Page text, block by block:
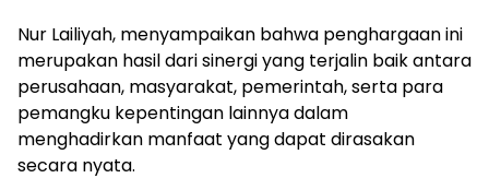
Nur Lailiyah, menyampaikan bahwa penghargaan ini
merupakan hasil dari sinergi yang terjalin baik antara
perusahaan, masyarakat, pemerintah, serta para
pemangku kepentingan lainnya dalam
menghadirkan manfaat yang dapat dirasakan
secara nyata.